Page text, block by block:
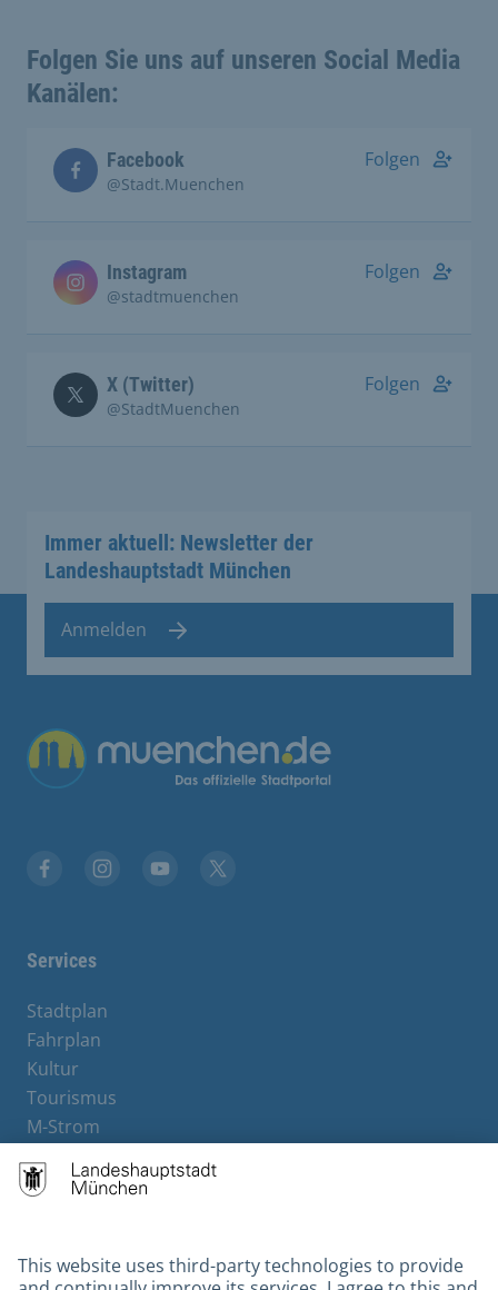
Folgen Sie uns auf unseren Social Media
Kanälen:
Facebook
@Stadt.Muenchen
Folgen
Instagram
@stadtmuenchen
Folgen
X (Twitter)
@StadtMuenchen
Folgen
Immer aktuell: Newsletter der
Landeshauptstadt München
Anmelden
Übergreifende Links
Services
Stadtplan
Fahrplan
Kultur
Tourismus
M-Strom
Hotels
Contact